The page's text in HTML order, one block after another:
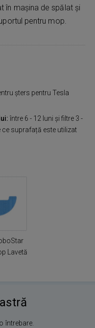
în mașina de spălat și
pentru mop.
șters pentru Tesla
între 6 - 12 luni și filtre 3 -
ce suprafață este utilizat
Lavetă
întrebare.